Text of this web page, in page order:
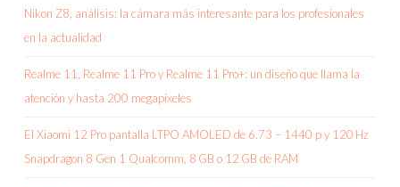
Nikon Z8, análisis: la cámara más interesante para los profesionales
en la actualidad
Realme 11, Realme 11 Pro y Realme 11 Pro+: un diseño que llama la
atención y hasta 200 megapíxeles
El Xiaomi 12 Pro pantalla LTPO AMOLED de 6.73 – 1440 p y 120 Hz
Snapdragon 8 Gen 1 Qualcomm, 8 GB o 12 GB de RAM